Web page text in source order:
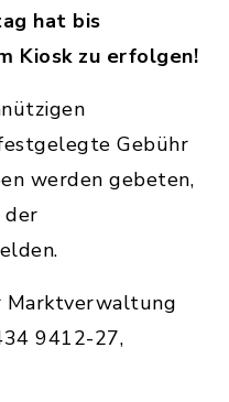
hat bis
Kiosk zu erfolgen!
Gebühr
werden gebeten,
der
Marktverwaltung
9412-27,